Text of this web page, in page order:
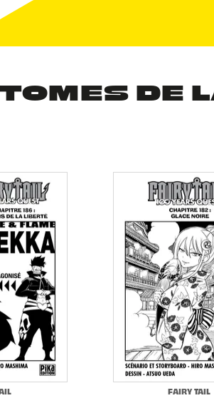
DE
FAIRY TAIL